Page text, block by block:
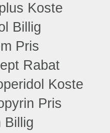
Koste
Billig
Pris
Rabat
Koste
Pris
Billig